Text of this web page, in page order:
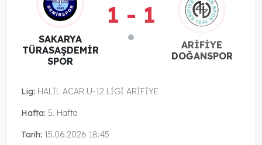
SAKARYA
TÜRASAŞDEMİR
SPOR
1 - 1
ARİFİYE
DOĞANSPOR
Lig: HALİL ACAR U-12 LİGİ ARİFİYE
Hafta: 5. Hafta
Tarih: 15.06.2026 18:45